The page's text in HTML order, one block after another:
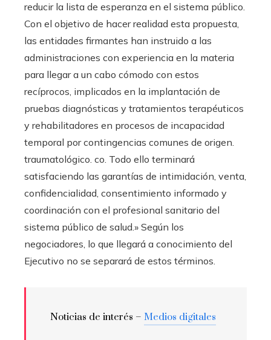
reducir la lista de esperanza en el sistema público.
Con el objetivo de hacer realidad esta propuesta,
las entidades firmantes han instruido a las
administraciones con experiencia en la materia
para llegar a un cabo cómodo con estos
recíprocos, implicados en la implantación de
pruebas diagnósticas y tratamientos terapéuticos
y rehabilitadores en procesos de incapacidad
temporal por contingencias comunes de origen.
traumatológico. co. Todo ello terminará
satisfaciendo las garantías de intimidación, venta,
confidencialidad, consentimiento informado y
coordinación con el profesional sanitario del
sistema público de salud.» Según los
negociadores, lo que llegará a conocimiento del
Ejecutivo no se separará de estos términos.
Noticias de interés – Medios digitales